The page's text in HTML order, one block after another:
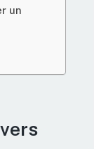
un